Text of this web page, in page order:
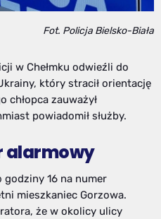
Fot. Policja Bielsko-Biała
w Chełmku odwieźli do
który stracił orientację
chłopca zauważył
powiadomił służby.
alarmowy
godziny 16 na numer
mieszkaniec Gorzowa.
że w okolicy ulicy